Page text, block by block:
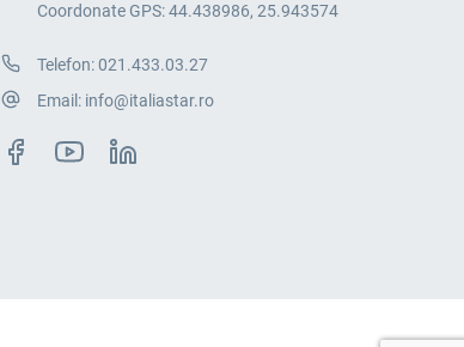
Coordonate GPS: 44.438986, 25.943574
Telefon:021.433.03.27
Email: info@italiastar.ro